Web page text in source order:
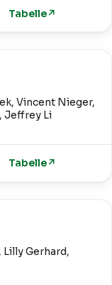
Tabelle↗
Vincent Nieger,
, Jeffrey Li
Tabelle↗
Gerhard,